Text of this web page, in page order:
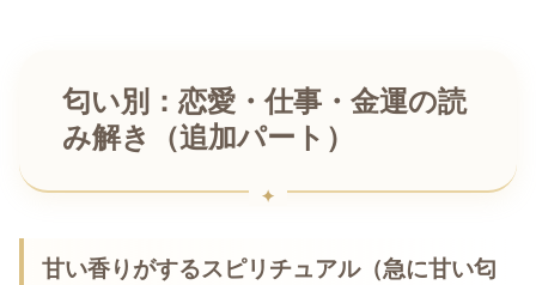
匂い別：恋愛・仕事・金運の読
み解き（追加パート）
甘い香りがするスピリチュアル（急に甘い匂